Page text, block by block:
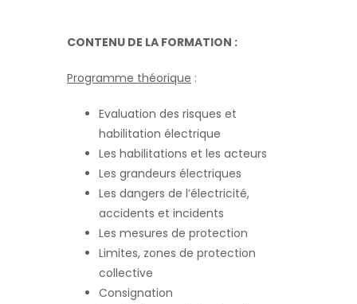
CONTENU DE LA FORMATION :
Programme théorique :
Evaluation des risques et
habilitation électrique
Les habilitations et les acteurs
Les grandeurs électriques
Les dangers de l’électricité,
accidents et incidents
Les mesures de protection
Limites, zones de protection
collective
Consignation